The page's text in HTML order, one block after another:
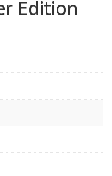
Edition